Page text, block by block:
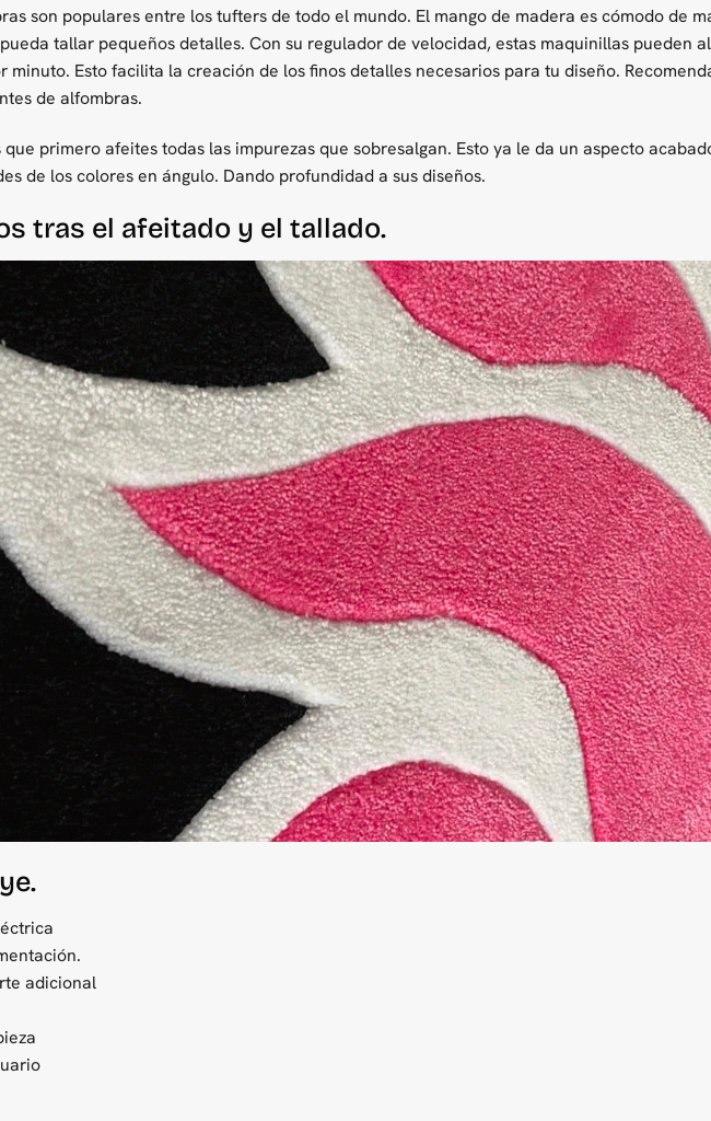
son populares entre los tufters de todo el mundo. El mango de madera es cómodo de
tallar pequeños detalles. Con su regulador de velocidad, estas maquinillas pueden
minuto. Esto facilita la creación de los finos detalles necesarios para tu diseño.
de alfombras.
que primero afeites todas las impurezas que sobresalgan. Esto ya le da un aspecto
de los colores en ángulo. Dando profundidad a sus diseños.
tras el afeitado y el tallado.
adicional